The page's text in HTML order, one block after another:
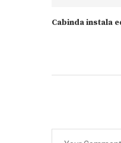
Cabinda instala